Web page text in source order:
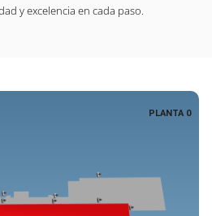
y excelencia en cada paso.